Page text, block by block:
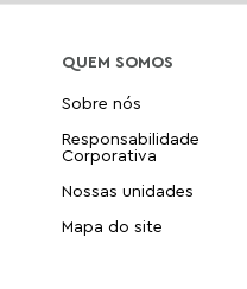
QUEM SOMOS
Sobre nós
Responsabilidade
Corporativa
Nossas unidades
Mapa do site